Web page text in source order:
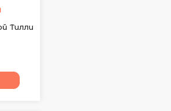
Тилли